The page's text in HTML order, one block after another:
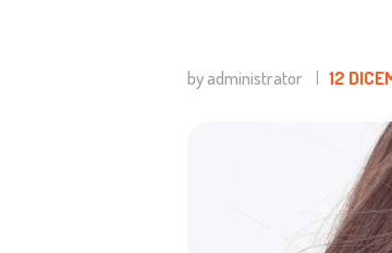
by administrator 12